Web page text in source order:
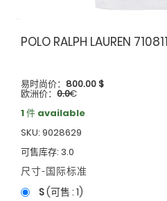
POLO RALPH LAUREN
易时尚价：800.00$
欧洲价：0.0€
1 件 available
SKU: 9028629
可售库存: 3.0
尺寸-国际标准
S(可售 :1)